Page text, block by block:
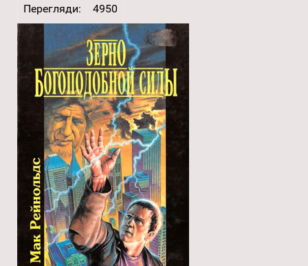
Перегляди: 4950